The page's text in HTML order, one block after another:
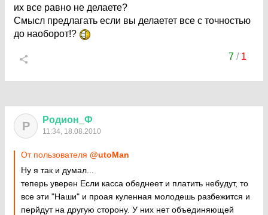
их все равно не делаете?
Смысл предлагать если вы делаетет все с точностью
до наоборот!?
7/ 1
Р Родион Ф
11:34, 18.08.2010
От пользователя @utoMan
Ну я так и думал...
теперь уверен Если касса обеднеет и платить небудут, то
все эти "Наши" и проая куленная молодешь разбежится и
перйдут на другую сторону. У них нет объединяющей